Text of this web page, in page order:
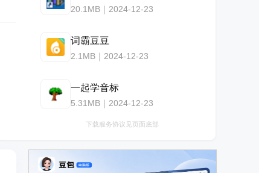
20.1MB｜2024-12-23
词霸豆豆
2.1MB｜2024-12-23
一起学音标
5.31MB｜2024-12-23
下载服务协议见页面底部